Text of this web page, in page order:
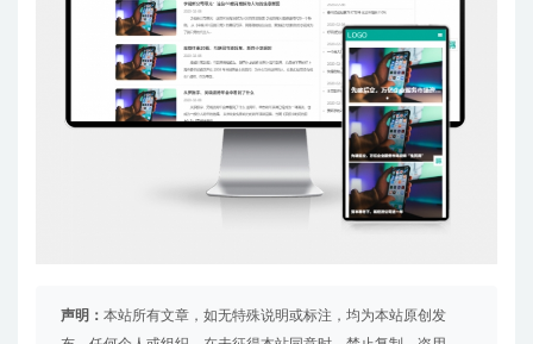
声明： 本站所有文章，如无特殊说明或标注，均为本站原创发